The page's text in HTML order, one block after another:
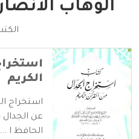
الوهاب
الكريم
استخراج
عن الجدال
الحافظ ا ...